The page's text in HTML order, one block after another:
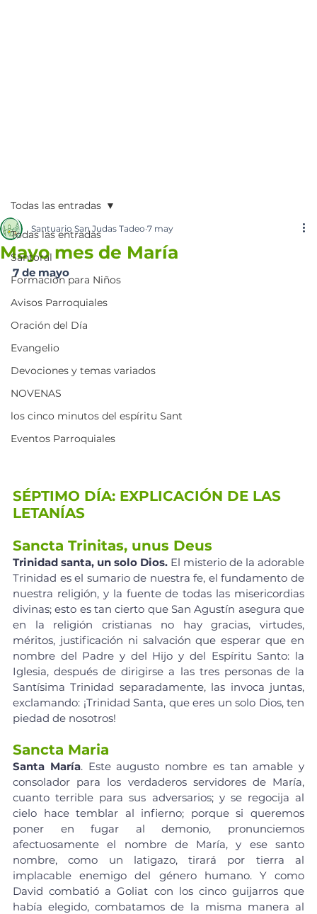
Todas las entradas
Santoral
Formación para Niños
Avisos Parroquiales
Oración del Día
Evangelio
Devociones y temas variados
NOVENAS
los cinco minutos del espíritu Sant
Eventos Parroquiales
Todas las entradas
Mayo mes de María
Santuario San Judas Tadeo 7 may
7 de mayo
SÉPTIMO DÍA: EXPLICACIÓN DE LAS
LETANÍAS
Sancta Trinitas, unus Deus
Trinidad santa, un solo Dios. El misterio de la adorable
Trinidad es el sumario de nuestra fe, el fundamento de
nuestra religión, y la fuente de todas las misericordias
divinas; esto es tan cierto que San Agustín asegura que
en la religión cristianas no hay gracias, virtudes,
méritos, justificación ni salvación que esperar que en
nombre del Padre y del Hijo y del Espíritu Santo: la
Iglesia, después de dirigirse a las tres personas de la
Santísima Trinidad separadamente, las invoca juntas,
exclamando: ¡Trinidad Santa, que eres un solo Dios, ten
piedad de nosotros!
Sancta Maria
Santa María. Este augusto nombre es tan amable y
consolador para los verdaderos servidores de María,
cuanto terrible para sus adversarios; y se regocija al
cielo hace temblar al infierno; porque si queremos
poner en fugar al demonio, pronunciemos
afectuosamente el nombre de María, y ese santo
nombre, como un latigazo, tirará por tierra al
implacable enemigo del género humano. Y como
David combatió a Goliat con los cinco guijarros que
había elegido, combatamos de la misma manera al